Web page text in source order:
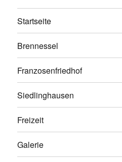
Startseite
Brennessel
Franzosenfriedhof
Siedlinghausen
Freizeit
Galerie